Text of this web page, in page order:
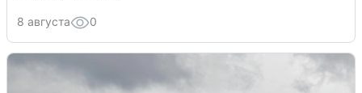
8 августа 0